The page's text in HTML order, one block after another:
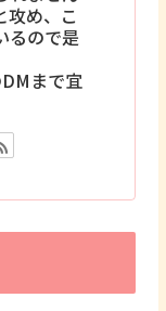
攻め、こ
るので是
まで宜